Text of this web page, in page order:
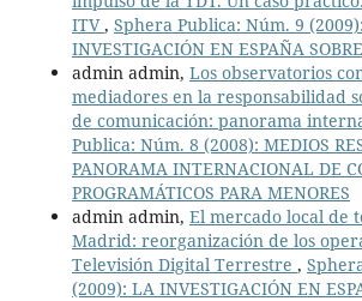
ITV, Sphera Publica: Núm. 9
INVESTIGACIÓN EN ESPAÑA
admin admin, Los observatorios
mediadores en la responsabilidad
de comunicación: panorama
Publica: Núm. 8 (2008): MEDIOS
PANORAMA INTERNACIONAL DE
PROGRAMÁTICOS PARA MENORES
admin admin, El mercado local de
Madrid: reorganización de los
Televisión Digital Terrestre ,
(2009): LA INVESTIGACIÓN EN